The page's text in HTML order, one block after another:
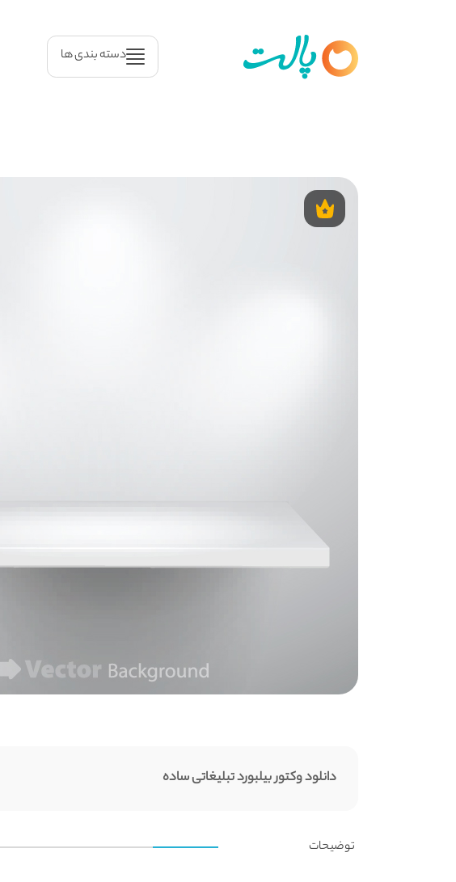
دسته بندی ها
دانلود وکتور بیلبورد تبلیغاتی ساده
توضیحات